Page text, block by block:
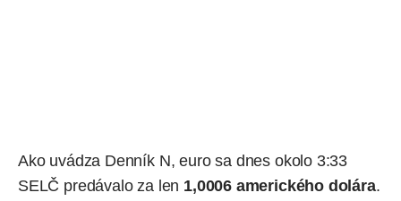
Ako uvádza Denník N, euro sa dnes okolo 3:33
SELČ predávalo za len 1,0006 amerického dolára.